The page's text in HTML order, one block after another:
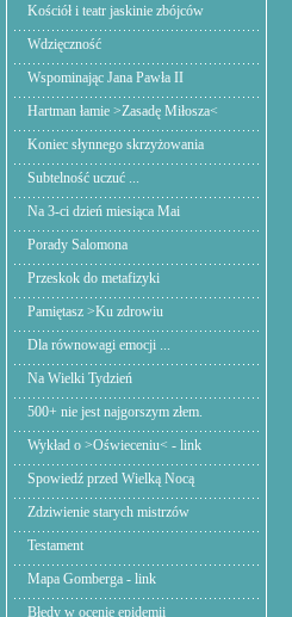
Kościół i teatr jaskinie zbójców
Wdzięczność
Wspominając Jana Pawła II
Hartman łamie >Zasadę Miłosza<
Koniec słynnego skrzyżowania
Subtelność uczuć ...
Na 3-ci dzień miesiąca Mai
Porady Salomona
Przeskok do metafizyki
Pamiętasz >Ku zdrowiu
Dla równowagi emocji ...
Na Wielki Tydzień
500+ nie jest najgorszym złem.
Wykład o >Oświeceniu< - link
Spowiedź przed Wielką Nocą
Zdziwienie starych mistrzów
Testament
Mapa Gomberga - link
Błędy w ocenie epidemii